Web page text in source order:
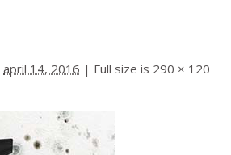
april 14, 2016 | Full size is 290 × 120